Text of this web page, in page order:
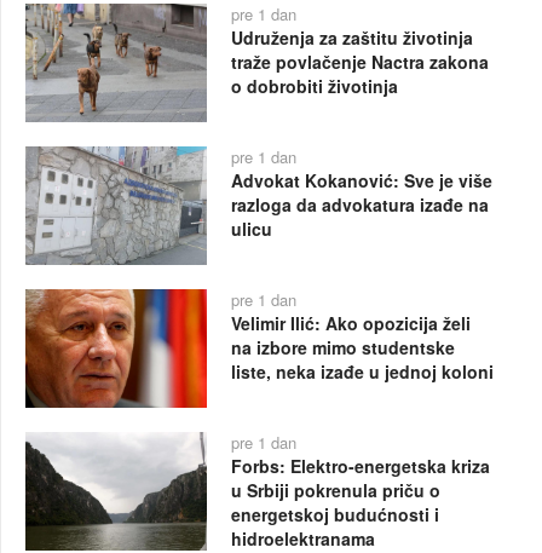
pre 1 dan
Udruženja za zaštitu životinja
traže povlačenje Nactra zakona
o dobrobiti životinja
pre 1 dan
Advokat Kokanović: Sve je više
razloga da advokatura izađe na
ulicu
pre 1 dan
Velimir Ilić: Ako opozicija želi
na izbore mimo studentske
liste, neka izađe u jednoj koloni
pre 1 dan
Forbs: Elektro-energetska kriza
u Srbiji pokrenula priču o
energetskoj budućnosti i
hidroelektranama